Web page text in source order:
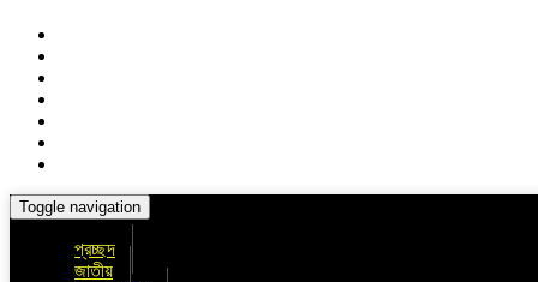
Toggle navigation
প্রচ্ছদ
জাতীয়